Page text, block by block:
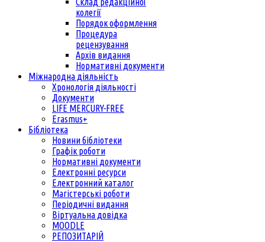
колегії
Порядок оформлення
Процедура
рецензування
Архів видання
Нормативні документи
Міжнародна діяльність
Хронологія діяльності
Документи
LIFE MERCURY-FREE
Erasmus+
Бібліотека
Новини бібліотеки
Графік роботи
Нормативні документи
Електронні ресурси
Електронний каталог
Магістерські роботи
Періодичні видання
Віртуальна довідка
MOODLE
РЕПОЗИТАРІЙ